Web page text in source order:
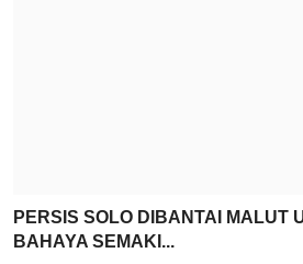
PERSIS SOLO DIBANTAI MALUT
BAHAYA SEMAKI...